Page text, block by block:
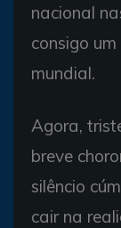
nacional
consigo
mundial.
Agora,
breve
silêncio
cair na